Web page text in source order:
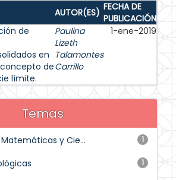
AUTOR(ES) FECHA DE
PUBLICACIÓN
de
en
de
límite.
Paulina
Lizeth
Talamontes
Carrillo
1-ene-2019
Temas
1
y Cie...
1